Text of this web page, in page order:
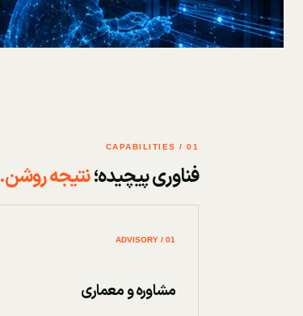
01 / CAPABILITIES
فناوری پیچیده؛نتیجه روشن.
01 / ADVISORY
مشاوره و معماری